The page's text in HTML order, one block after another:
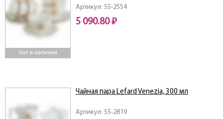
Нет в наличии
Артикул: 55-2554
5 090.80 ₽
Артикул: 55-2819
Чайная пара Lefard Venezia, 300 мл